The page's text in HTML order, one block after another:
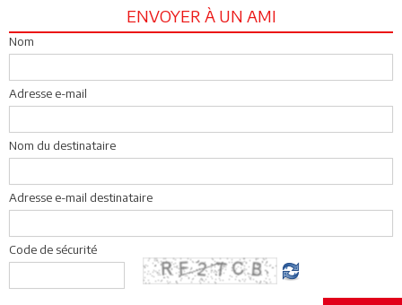
ENVOYER À UN AMI
Nom
Adresse e-mail
Nom du destinataire
Adresse e-mail destinataire
Code de sécurité